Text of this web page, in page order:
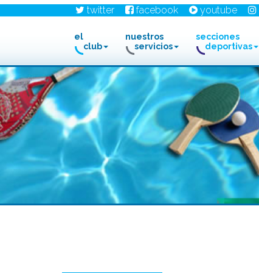
twitter facebook youtube
el
club
nuestros
servicios
secciones
deportivas